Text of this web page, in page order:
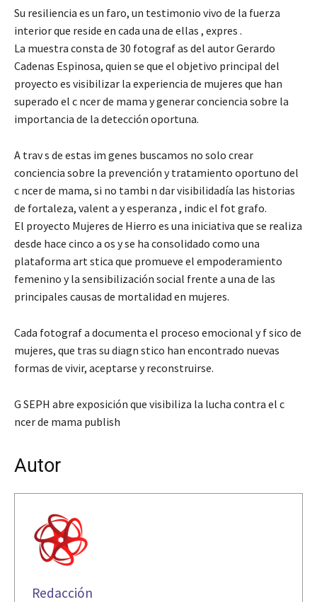
Su resiliencia es un faro, un testimonio vivo de la fuerza
interior que reside en cada una de ellas , expres .
La muestra consta de 30 fotograf as del autor Gerardo
Cadenas Espinosa, quien se que el objetivo principal del
proyecto es visibilizar la experiencia de mujeres que han
superado el c ncer de mama y generar conciencia sobre la
importancia de la detección oportuna.
A trav s de estas im genes buscamos no solo crear
conciencia sobre la prevención y tratamiento oportuno del
c ncer de mama, si no tambi n dar visibilidadía las historias
de fortaleza, valent a y esperanza , indic el fot grafo.
El proyecto Mujeres de Hierro es una iniciativa que se realiza
desde hace cinco a os y se ha consolidado como una
plataforma art stica que promueve el empoderamiento
femenino y la sensibilización social frente a una de las
principales causas de mortalidad en mujeres.
Cada fotograf a documenta el proceso emocional y f sico de
mujeres, que tras su diagn stico han encontrado nuevas
formas de vivir, aceptarse y reconstruirse.
G SEPH abre exposición que visibiliza la lucha contra el c
ncer de mama publish
Autor
Redacción